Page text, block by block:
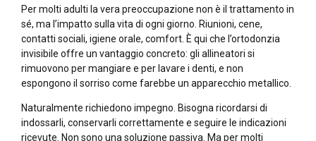
Per molti adulti la vera preoccupazione non è il trattamento in
sé, ma l’impatto sulla vita di ogni giorno. Riunioni, cene,
contatti sociali, igiene orale, comfort. È qui che l’ortodonzia
invisibile offre un vantaggio concreto: gli allineatori si
rimuovono per mangiare e per lavare i denti, e non
espongono il sorriso come farebbe un apparecchio metallico.
Naturalmente richiedono impegno. Bisogna ricordarsi di
indossarli, conservarli correttamente e seguire le indicazioni
ricevute. Non sono una soluzione passiva. Ma per molti